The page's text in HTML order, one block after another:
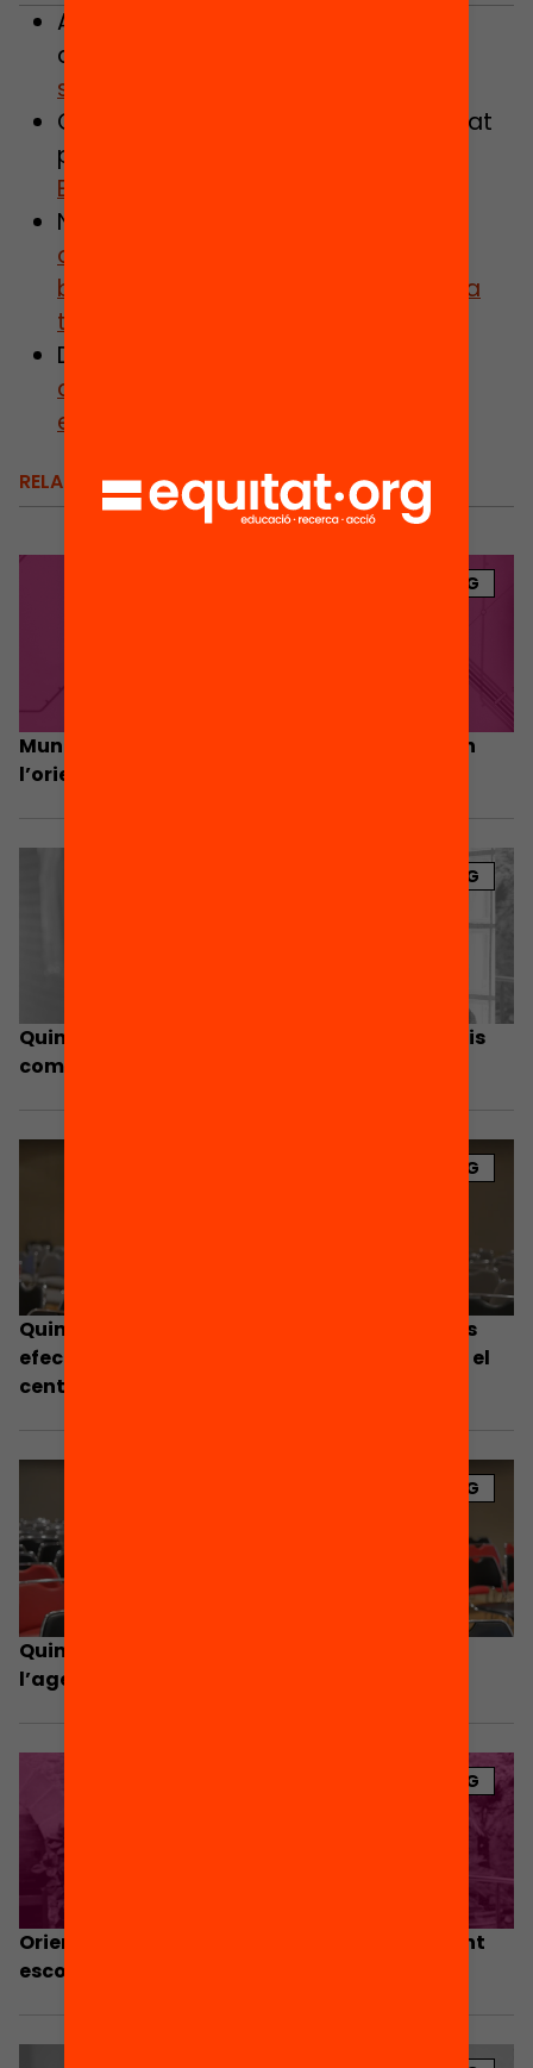
Aprofundeix en les conclusions a les
quals es va arribar a la
seminari
Consulta
, elaborat
per l’investigador
Esteban
No et perdis aquest article:
organitzar el centre per donar una
bona orientació i acompanyament a
tot l’alumnat?
Descobreix
aconseguit reduïr l’abandonament
escolar gràcies a l’orientació.
RELACIONATS
BLOG
Municipis contra l’abandonament: la clau en
l’orientació i en les dades
BLOG
Quin paper han de desenvolupar els municipis
com a entorns d’orientació?
BLOG
Quines són les claus per a una orientació més
efectiva i que ocupi un paper més nuclear en el
centre educatiu?
BLOG
Quin lloc ocupa l’acció per l’orientació en
l’agenda municipal?
BLOG
Orientació per lluitar contra l’abandonament
escolar. El cas de Viladecans